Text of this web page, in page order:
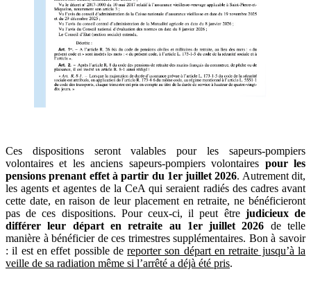
Ces dispositions seront valables pour les sapeurs-pompiers
volontaires et les anciens sapeurs-pompiers volontaires pour les
pensions prenant effet à partir du 1er juillet 2026. Autrement dit,
les agents et agentes de la CeA qui seraient radiés des cadres avant
cette date, en raison de leur placement en retraite, ne bénéficieront
pas de ces dispositions. Pour ceux-ci, il peut être judicieux de
différer leur départ en retraite au 1er juillet 2026 de telle
manière à bénéficier de ces trimestres supplémentaires. Bon à savoir
: il est en effet possible dereporter son départ en retraite jusqu’à la
veille de sa radiation même si l’arrêté a déjà été pris.